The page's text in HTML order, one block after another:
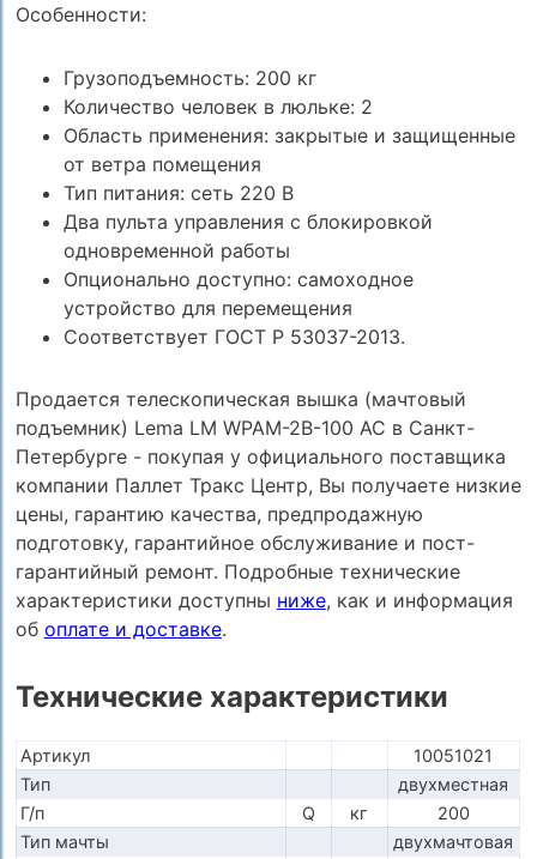
Особенности:
Грузоподъемность: 200 кг
Количество человек в люльке: 2
Область применения: закрытые и защищенные
от ветра помещения
Тип питания: сеть 220 В
Два пульта управления с блокировкой
одновременной работы
Опционально доступно: самоходное
устройство для перемещения
Соответствует ГОСТ Р 53037-2013.
Продается телескопическая вышка (мачтовый
подъемник) Lema LM WPAM-2B-100 AC в Санкт-
Петербурге - покупая у официального поставщика
компании Паллет Тракс Центр, Вы получаете низкие
цены, гарантию качества, предпродажную
подготовку, гарантийное обслуживание и пост-
гарантийный ремонт. Подробные технические
характеристики доступны ниже, как и информация
об оплате и доставке.
Технические характеристики
Артикул
10051021
Тип
двухместная
Г/п
Q кг
200
Тип мачты
двухмачтовая